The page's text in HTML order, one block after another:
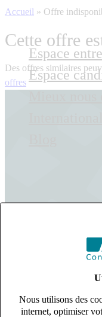
Nous utilisons des
internet, optimiser
Espace
Espace
Accueil » Offre
Cette offre
Des offres similaires
offres
s'adapter à vos
10 univers